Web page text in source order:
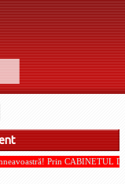
Prin CABINETUL